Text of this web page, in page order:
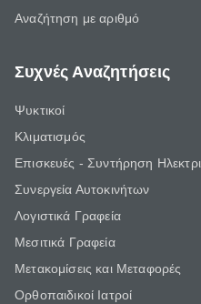
Αναζήτηση με αριθμό
Συχνές Αναζητήσεις
Ψυκτικοί
Κλιματισμός
Επισκευές - Συντήρηση
Συνεργεία Αυτοκινήτων
Λογιστικά Γραφεία
Μεσιτικά Γραφεία
Μετακομίσεις και Μεταφορές
Ορθοπαιδικοί Ιατροί